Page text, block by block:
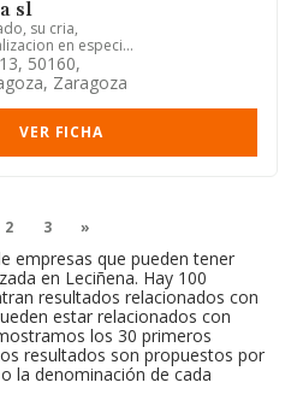
sl
su cria,
en especial
50160,
Zaragoza
VER FICHA
2 3 »
empresas que pueden tener
en Leciñena. Hay 100
resultados relacionados con
estar relacionados con
los 30 primeros
resultados son propuestos por
la denominación de cada